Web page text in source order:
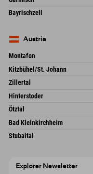
83471 Schönau am Königssee
Germania
Frickenstraße 22
82490 Farchant
Bayrischzell
Germania
Austria
Montafon
Dorfstr. 127b
6793 Gaschurn/Montafon
Austria
Kitzbühel/St. Johann
Speckbacherstraße 87
Austria
Zillertal
Schmiedau 2
6272 Kaltenbach im Zillertal
Austria
Hinterstoder
Freizeitpark 10
Austria
Ötztal
Gscheat 14
6441 Umhausen
Austria
Bad Kleinkirchheim
Dorfstraße 24
Stubaital
Explorer Newsletter